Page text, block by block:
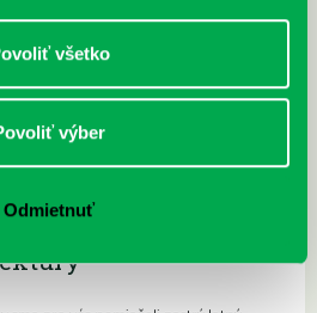
všetko
výber
Odmietnuť
v petržalskej knižnici
10,Vavilovova 24,Vyšehradská 27
Na našich detských a rodinných
knižné burzy aj